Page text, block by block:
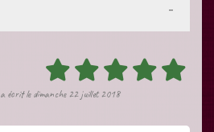
-
a écrit le dimanche 22 juillet 2018